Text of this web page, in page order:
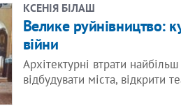
КСЕНІЯ БІЛАШ
Велике руйнівництво:
війни
Архітектурні втрати
відбудувати міста, відкрити